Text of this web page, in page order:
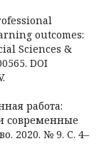
outcomes:
Sciences &
DOI
работа:
современные
2020. № 9. С. 4–